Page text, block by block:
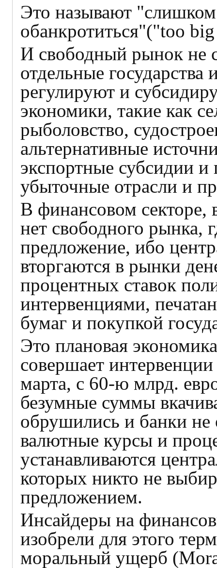
Это называют
обанкротиться"("too
И свободный рынок не
отдельные
регулируют и
экономики, такие как
рыболовство,
альтернативные
экспортные субсидии
убыточные отрасли и
В финансовом
нет свободного рынка,
предложение, ибо
вторгаются в рынки
процентных ставок
интервенциями,
бумаг и покупкой
Это плановая
совершает
марта, с 60-ю млрд.
безумные суммы
обрушились и банки не
валютные курсы и
устанавливаются
которых никто не
предложением.
Инсайдеры на
изобрели для этого
моральный ущерб